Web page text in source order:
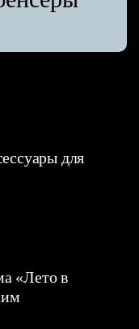
для
«Лето в